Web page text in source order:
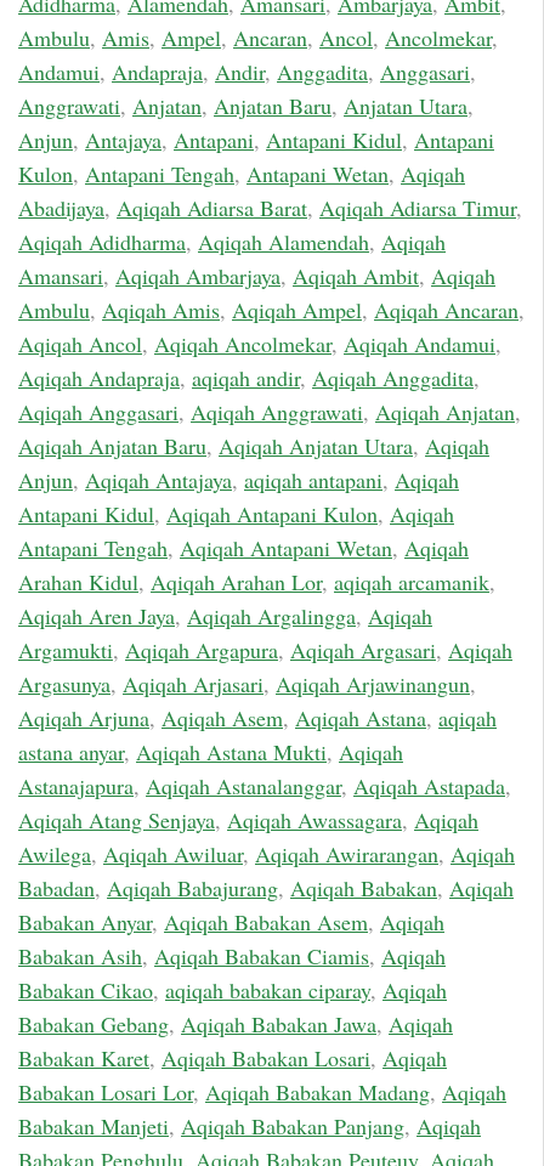
Ambulu, Amis, Ampel, Ancaran, Ancol, Ancolmekar,
Andamui, Andapraja, Andir, Anggadita, Anggasari,
Anggrawati, Anjatan, Anjatan Baru, Anjatan Utara,
Anjun, Antajaya, Antapani, Antapani Kidul, Antapani
Kulon, Antapani Tengah, Antapani Wetan, Aqiqah
Abadijaya, Aqiqah Adiarsa Barat, Aqiqah Adiarsa Timur,
Aqiqah Adidharma, Aqiqah Alamendah, Aqiqah
Amansari, Aqiqah Ambarjaya, Aqiqah Ambit, Aqiqah
Ambulu, Aqiqah Amis, Aqiqah Ampel, Aqiqah Ancaran,
Aqiqah Ancol, Aqiqah Ancolmekar, Aqiqah Andamui,
Aqiqah Andapraja, aqiqah andir, Aqiqah Anggadita,
Aqiqah Anggasari, Aqiqah Anggrawati, Aqiqah Anjatan,
Aqiqah Anjatan Baru, Aqiqah Anjatan Utara, Aqiqah
Anjun, Aqiqah Antajaya, aqiqah antapani, Aqiqah
Antapani Kidul, Aqiqah Antapani Kulon, Aqiqah
Antapani Tengah, Aqiqah Antapani Wetan, Aqiqah
Arahan Kidul, Aqiqah Arahan Lor, aqiqah arcamanik,
Aqiqah Aren Jaya, Aqiqah Argalingga, Aqiqah
Argamukti, Aqiqah Argapura, Aqiqah Argasari, Aqiqah
Argasunya, Aqiqah Arjasari, Aqiqah Arjawinangun,
Aqiqah Arjuna, Aqiqah Asem, Aqiqah Astana, aqiqah
astana anyar, Aqiqah Astana Mukti, Aqiqah
Astanajapura, Aqiqah Astanalanggar, Aqiqah Astapada,
Aqiqah Atang Senjaya, Aqiqah Awassagara, Aqiqah
Awilega, Aqiqah Awiluar, Aqiqah Awirarangan, Aqiqah
Babadan, Aqiqah Babajurang, Aqiqah Babakan, Aqiqah
Babakan Anyar, Aqiqah Babakan Asem, Aqiqah
Babakan Asih, Aqiqah Babakan Ciamis, Aqiqah
Babakan Cikao, aqiqah babakan ciparay, Aqiqah
Babakan Gebang, Aqiqah Babakan Jawa, Aqiqah
Babakan Karet, Aqiqah Babakan Losari, Aqiqah
Babakan Losari Lor, Aqiqah Babakan Madang, Aqiqah
Babakan Manjeti, Aqiqah Babakan Panjang, Aqiqah